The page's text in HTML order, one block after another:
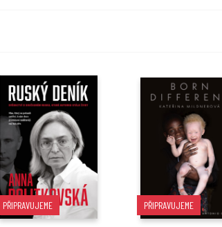
PŘIPRAVUJEME PŘIPRAVUJEME